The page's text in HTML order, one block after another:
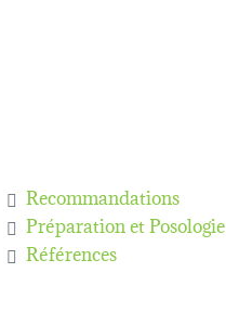
Recommandations
Préparation et Posologie
Références